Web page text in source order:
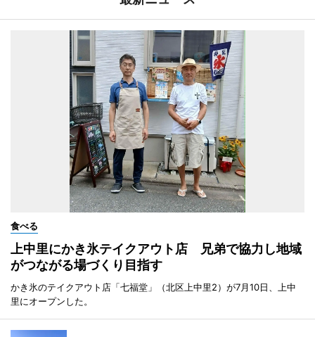
食べる
上中里にかき氷テイクアウト店 兄弟で協力し地域
がつながる場づくり目指す
かき氷のテイクアウト店「七福堂」（北区上中里2）が7月10日、上中
里にオープンした。